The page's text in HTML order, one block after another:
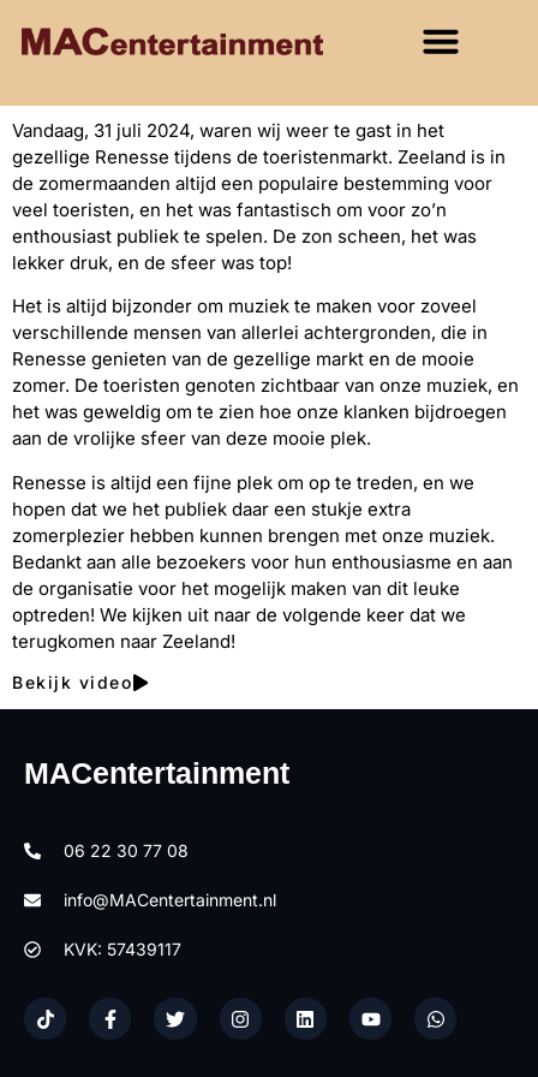
Vandaag, 31 juli 2024, waren wij weer te gast in het
gezellige Renesse tijdens de toeristenmarkt. Zeeland is in
de zomermaanden altijd een populaire bestemming voor
veel toeristen, en het was fantastisch om voor zo’n
enthousiast publiek te spelen. De zon scheen, het was
lekker druk, en de sfeer was top!
Het is altijd bijzonder om muziek te maken voor zoveel
verschillende mensen van allerlei achtergronden, die in
Renesse genieten van de gezellige markt en de mooie
zomer. De toeristen genoten zichtbaar van onze muziek, en
het was geweldig om te zien hoe onze klanken bijdroegen
aan de vrolijke sfeer van deze mooie plek.
Renesse is altijd een fijne plek om op te treden, en we
hopen dat we het publiek daar een stukje extra
zomerplezier hebben kunnen brengen met onze muziek.
Bedankt aan alle bezoekers voor hun enthousiasme en aan
de organisatie voor het mogelijk maken van dit leuke
optreden! We kijken uit naar de volgende keer dat we
terugkomen naar Zeeland!
Bekijk video
MACentertainment
06 22 30 77 08
info@MACentertainment.nl
KVK: 57439117